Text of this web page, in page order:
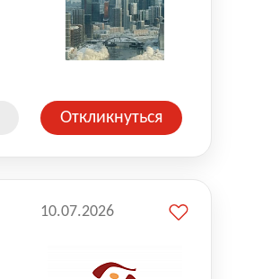
Откликнуться
10.07.2026